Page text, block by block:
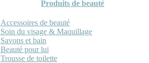
Produits de beauté
Accessoires de beauté
Soin du visage & Maquillage
Savons et bain
Beauté pour lui
Trousse de toilette